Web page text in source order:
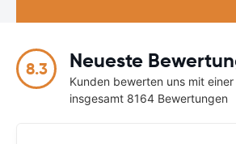
8.3 Neueste
Kunden bewerten uns mit
insgesamt 8164 Bewertungen